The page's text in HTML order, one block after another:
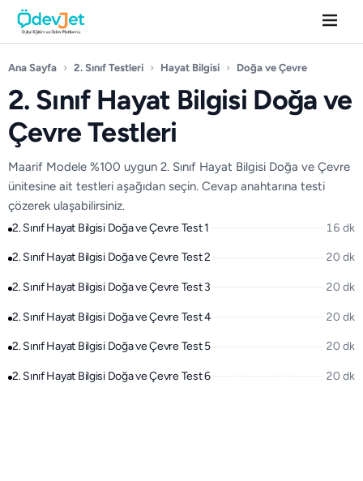
Ana Sayfa › 2. Sınıf Testleri › Hayat Bilgisi › Doğa ve Çevre
2. Sınıf Hayat Bilgisi Doğa ve
Çevre Testleri
Maarif Modele %100 uygun 2. Sınıf Hayat Bilgisi Doğa ve Çevre
ünitesine ait testleri aşağıdan seçin. Cevap anahtarına testi
çözerek ulaşabilirsiniz.
2. Sınıf Hayat Bilgisi Doğa ve Çevre Test 1 16 dk
2. Sınıf Hayat Bilgisi Doğa ve Çevre Test 2 20 dk
2. Sınıf Hayat Bilgisi Doğa ve Çevre Test 3 20 dk
2. Sınıf Hayat Bilgisi Doğa ve Çevre Test 4 20 dk
2. Sınıf Hayat Bilgisi Doğa ve Çevre Test 5 20 dk
2. Sınıf Hayat Bilgisi Doğa ve Çevre Test 6 20 dk